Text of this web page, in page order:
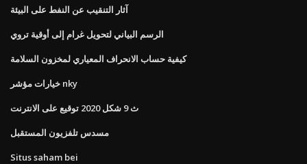
آثار التنقيب عن النفط على البيئة
الرسم البياني لتحويل غرام إلى أوقية تروي
كيفية حساب الانحراف المعياري لمخزون السلامة
خيارات مؤشر nky
ث 9 شكل 2020 توقيع على الانترنت
مسدس تلفزيون المستقبل
Situs saham bei